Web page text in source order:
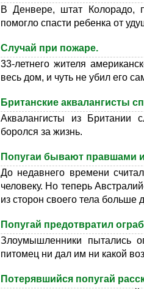
В Денвере, штат Колорадо,
помогло спасти ребенка от
Случай при пожаре.
33-летнего жителя
весь дом, и чуть не убил его
Британские аквалангисты
Аквалангисты из Британии
боролся за жизнь.
Попугаи бывают правшами
До недавнего времени
человеку. Но теперь
из сторон своего тела больше
Попугай предотвратил
Злоумышленники пытались
питомец ни дал им ни какой
Потерявшийся попугай